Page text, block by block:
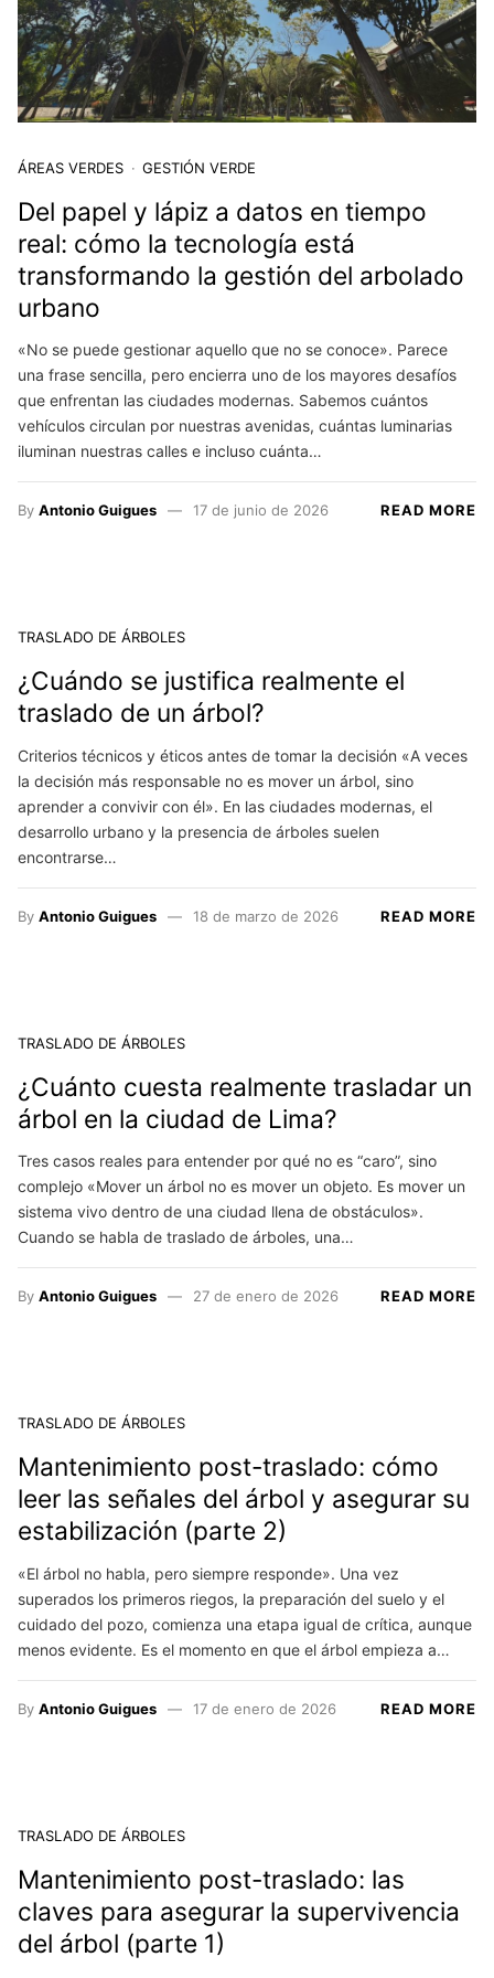
ÁREAS VERDES GESTIÓN VERDE
Del papel y lápiz a datos en tiempo
real: cómo la tecnología está
transformando la gestión del arbolado
urbano
«No se puede gestionar aquello que no se conoce». Parece
una frase sencilla, pero encierra uno de los mayores desafíos
que enfrentan las ciudades modernas. Sabemos cuántos
vehículos circulan por nuestras avenidas, cuántas luminarias
iluminan nuestras calles e incluso cuánta…
By Antonio Guigues 17 de junio de 2026 READ MORE
TRASLADO DE ÁRBOLES
¿Cuándo se justifica realmente el
traslado de un árbol?
Criterios técnicos y éticos antes de tomar la decisión «A veces
la decisión más responsable no es mover un árbol, sino
aprender a convivir con él». En las ciudades modernas, el
desarrollo urbano y la presencia de árboles suelen
encontrarse…
By Antonio Guigues 18 de marzo de 2026 READ MORE
TRASLADO DE ÁRBOLES
¿Cuánto cuesta realmente trasladar un
árbol en la ciudad de Lima?
Tres casos reales para entender por qué no es “caro”, sino
complejo «Mover un árbol no es mover un objeto. Es mover un
sistema vivo dentro de una ciudad llena de obstáculos».
Cuando se habla de traslado de árboles, una…
By Antonio Guigues 27 de enero de 2026 READ MORE
TRASLADO DE ÁRBOLES
Mantenimiento post-traslado: cómo
leer las señales del árbol y asegurar su
estabilización (parte 2)
«El árbol no habla, pero siempre responde». Una vez
superados los primeros riegos, la preparación del suelo y el
cuidado del pozo, comienza una etapa igual de crítica, aunque
menos evidente. Es el momento en que el árbol empieza a…
By Antonio Guigues 17 de enero de 2026 READ MORE
TRASLADO DE ÁRBOLES
Mantenimiento post-traslado: las
claves para asegurar la supervivencia
del árbol (parte 1)